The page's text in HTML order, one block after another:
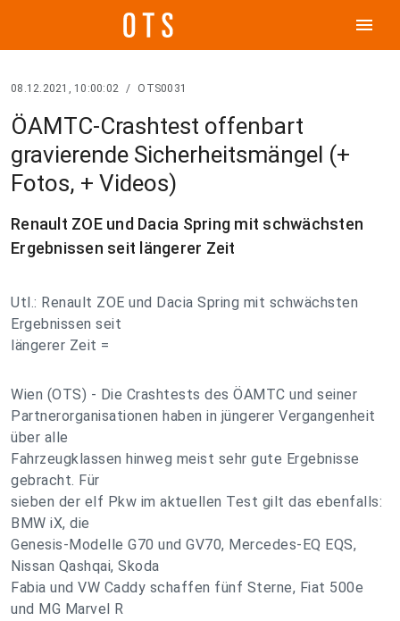
menu
08.12.2021, 10:00:02 / OTS0031
ÖAMTC-Crashtest offenbart
gravierende Sicherheitsmängel (+
Fotos, + Videos)
Renault ZOE und Dacia Spring mit schwächsten
Ergebnissen seit längerer Zeit
Utl.: Renault ZOE und Dacia Spring mit schwächsten
Ergebnissen seit
längerer Zeit =
Wien (OTS) - Die Crashtests des ÖAMTC und seiner
Partnerorganisationen haben in jüngerer Vergangenheit
über alle
Fahrzeugklassen hinweg meist sehr gute Ergebnisse
gebracht. Für
sieben der elf Pkw im aktuellen Test gilt das ebenfalls:
BMW iX, die
Genesis-Modelle G70 und GV70, Mercedes-EQ EQS,
Nissan Qashqai, Skoda
Fabia und VW Caddy schaffen fünf Sterne, Fiat 500e
und MG Marvel R